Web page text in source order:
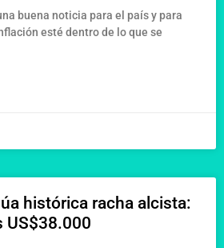
buena noticia para el país y para
esté dentro de lo que se
histórica racha alcista:
US$38.000